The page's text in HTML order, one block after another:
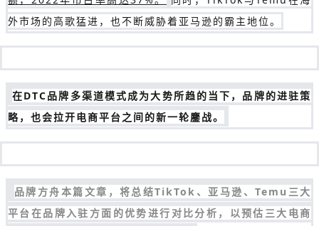
外市场的高歌猛进，也不断威胁着亚马逊的霸主地位。
在DTC品牌多渠道模式成为大势所趋的当下，品牌的进驻策
略，也会拉开电商平台之间的新一轮鏖战。
品牌方舟本篇文章，将总结TikTok、亚马逊、Temu三大
平台在品牌入驻方面的优势进行对比分析，以预估三大电商